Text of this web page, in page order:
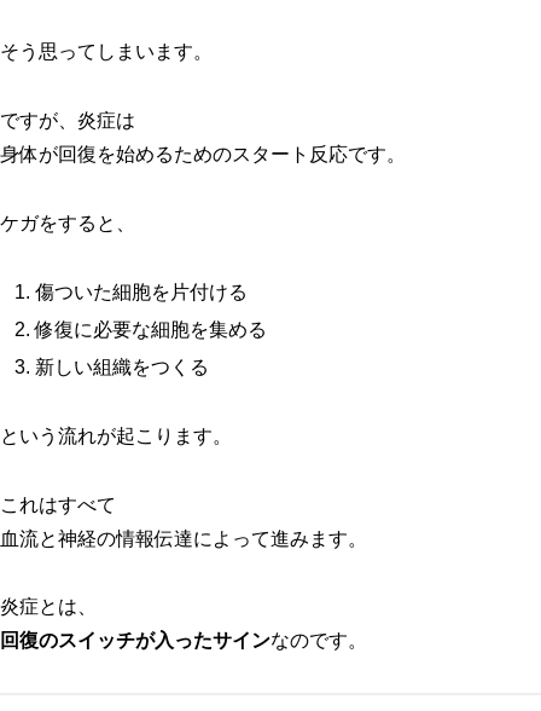
そう思ってしまいます。
ですが、炎症は
身体が回復を始めるためのスタート反応です。
ケガをすると、
傷ついた細胞を片付ける
修復に必要な細胞を集める
新しい組織をつくる
という流れが起こります。
これはすべて
血流と神経の情報伝達によって進みます。
炎症とは、
回復のスイッチが入ったサインなのです。